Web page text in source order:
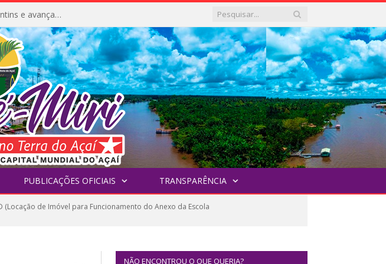
Prefeitura inicia obra de pavimentação no Ramal da Vila Santa Maria do Icatu
PUBLICAÇÕES OFICIAIS TRANSPARÊNCIA
D (Locação de Imóvel para Funcionamento do Anexo da Escola
NÃO ENCONTROU O QUE QUERIA?